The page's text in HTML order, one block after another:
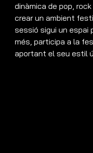
dinàmica de pop,
crear un ambient
sessió sigui un espai
més, participa a la
aportant el seu estil